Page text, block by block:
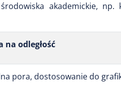
akademickie, np.
na odległość
pora, dostosowanie do